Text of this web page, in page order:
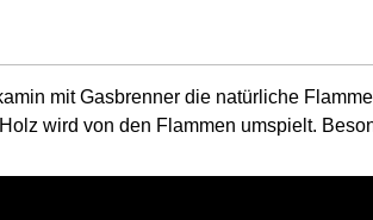
mit Gasbrenner die natürliche
wird von den Flammen umspielt.